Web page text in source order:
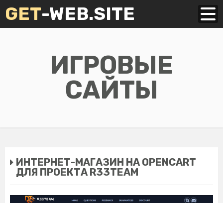
GET-WEB.SITE
ИГРОВЫЕ
САЙТЫ
ИНТЕРНЕТ-МАГАЗИН НА OPENCART
ДЛЯ ПРОЕКТА R33TEAM